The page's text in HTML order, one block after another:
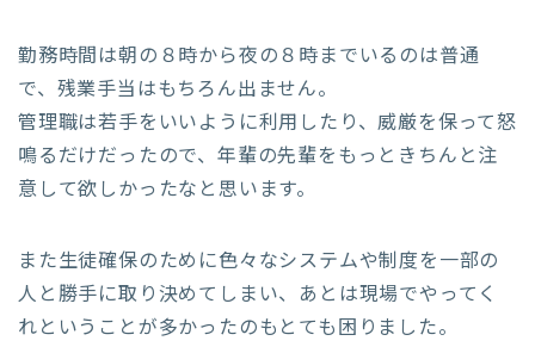
勤務時間は朝の８時から夜の８時までいるのは普通
で、残業手当はもちろん出ません。
管理職は若手をいいように利用したり、威厳を保って怒
鳴るだけだったので、年輩の先輩をもっときちんと注
意して欲しかったなと思います。
また生徒確保のために色々なシステムや制度を一部の
人と勝手に取り決めてしまい、あとは現場でやってく
れということが多かったのもとても困りました。